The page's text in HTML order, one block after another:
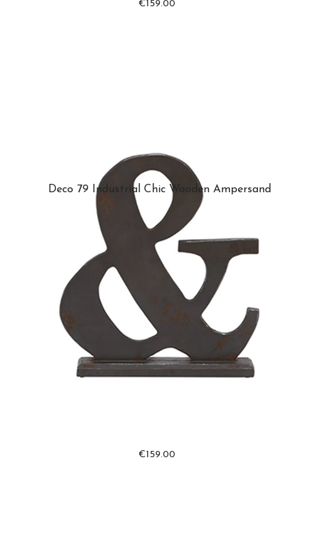
€159.00
Deco 79 Industrial Chic Wooden Ampersand
€159.00